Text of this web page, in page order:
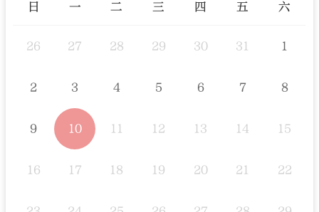
日 一 二 三 四 五 六
26 27 28 29 30 31 1
2 3 4 5 6 7 8
9 10 11 12 13 14 15
16 17 18 19 20 21 22